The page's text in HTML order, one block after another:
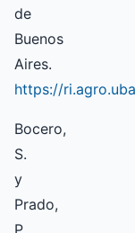
de
Buenos
Aires.
https://
Bocero,
S.
y
Prado,